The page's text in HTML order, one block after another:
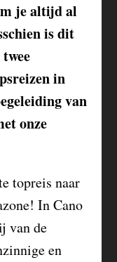
je altijd al
is dit
in
van
onze
topreis naar
In Cano
van de
en